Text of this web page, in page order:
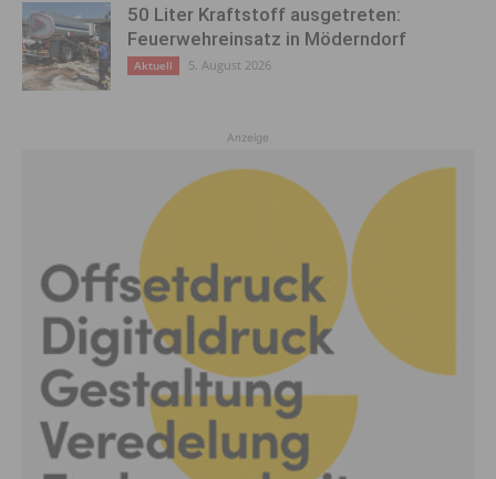
50 Liter Kraftstoff ausgetreten:
Feuerwehreinsatz in Möderndorf
Aktuell 5. August 2026
Anzeige